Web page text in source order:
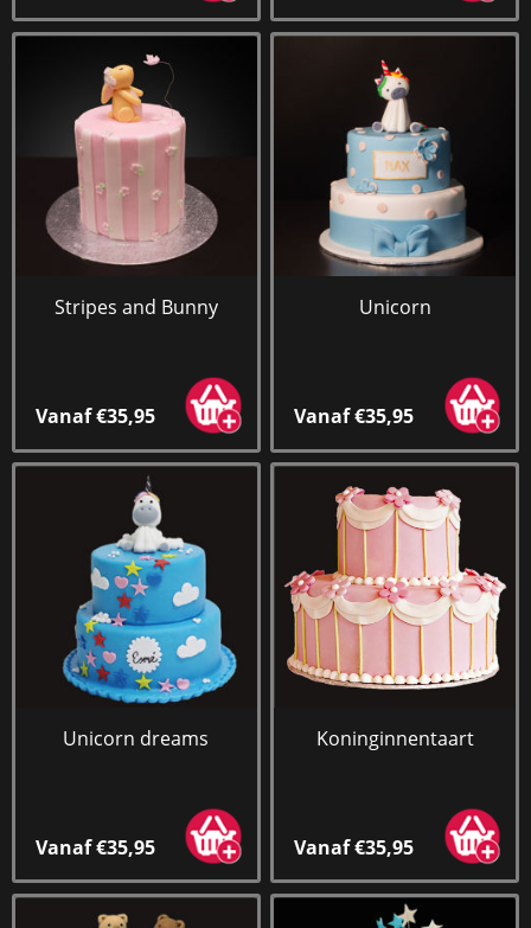
Stripes and Bunny
Vanaf €35,95
Unicorn
Vanaf €35,95
Unicorn dreams
Vanaf €35,95
Koninginnentaart
Vanaf €35,95